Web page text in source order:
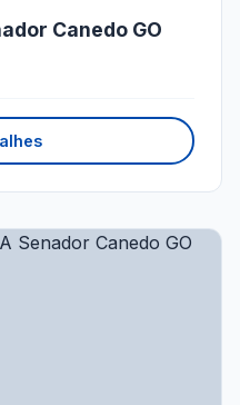
Canedo GO